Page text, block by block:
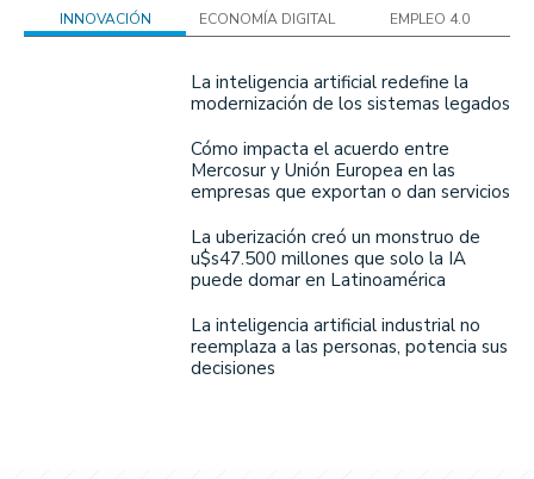
INNOVACIÓN ECONOMÍA DIGITAL EMPLEO 4.0
La inteligencia artificial redefine la
modernización de los sistemas legados
Cómo impacta el acuerdo entre
Mercosur y Unión Europea en las
empresas que exportan o dan servicios
La uberización creó un monstruo de
u$s47.500 millones que solo la IA
puede domar en Latinoamérica
La inteligencia artificial industrial no
reemplaza a las personas, potencia sus
decisiones